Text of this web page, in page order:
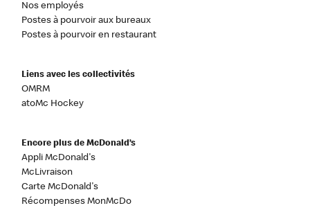
Nos employés
Postes à pourvoir aux bureaux
Postes à pourvoir en restaurant
Liens avec les collectivités
OMRM
atoMc Hockey
Encore plus de McDonald’s
Appli McDonald's
McLivraison
Carte McDonald's
Récompenses MonMcDo